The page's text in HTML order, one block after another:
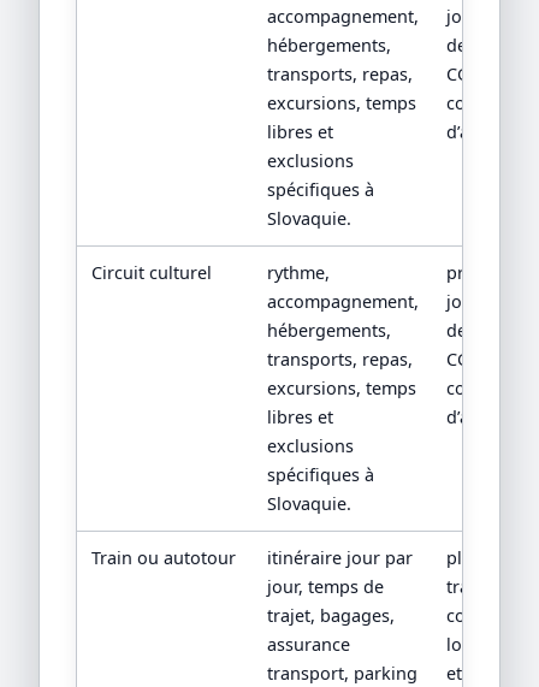
accompagnement,
hébergements,
transports, repas,
excursions, temps
libres et
exclusions
spécifiques à
Slovaquie.
jour par
devis
CGV/CPV et
conditions
Circuit culturel
rythme,
accompagnement,
hébergements,
transports, repas,
excursions, temps
libres et
exclusions
spécifiques à
Slovaquie.
jour par
devis
CGV/CPV et
conditions
Train ou autotour
itinéraire jour par
jour, temps de
trajet, bagages,
assurance
transport, parking
plan de
transport,
conditions
location/
et